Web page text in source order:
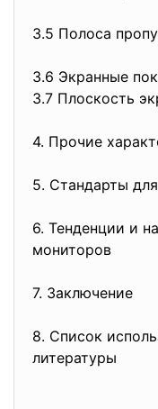
3.5 Полоса
3.6 Экранные
3.7 Плоскость
4. Прочие
5. Стандарты
6. Тенденции и
мониторов
7. Заключение
8. Список
литературы